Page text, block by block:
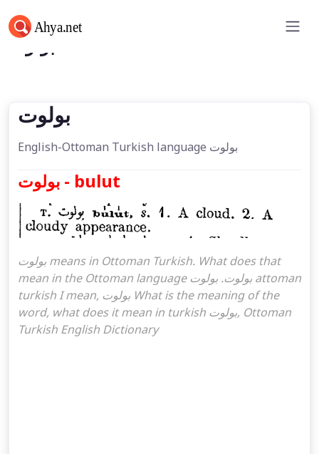
بولوت
بولوت
English-Ottoman Turkish language بولوت
بولوت - bulut
بولوت means in Ottoman Turkish. What does that
mean in the Ottoman language بولوت. بولوت attoman
turkish I mean, بولوت What is the meaning of the
word, what does it mean in turkish بولوت, Ottoman
Turkish English Dictionary